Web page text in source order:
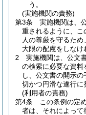
う。
(実施機関の責務)
第3条
実施機関は、
重されるように、こ
人の尊厳を守るた
大限の配慮をしなけ
2
実施機関は、公文
の検索に必要な資料
し、公文書の開示
切かつ円滑な遂行に
(利用者の責務)
第4条
この条例の定
者は、それによって